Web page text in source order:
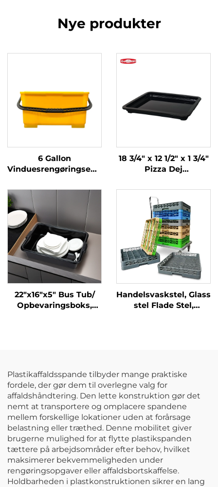
Nye produkter
6 Gallon
Vinduesrengøringsemd
Polypropylen, Gul,
18 3/4" x 12 1/2" x 1 3/4"
Pizza Dej
Polypropylen, Sort
22"x16"x5" Bus Tub/
Opbevaringsboks,
Handelsvaskstel, Glass
stel Flade Stel,
Plastikaffaldsspande tilbyder mange praktiske
fordele, der gør dem til overlegne valg for
affaldshåndtering. Den lette konstruktion gør det
nemt at transportere og omplacere spandene
mellem forskellige lokationer uden at forårsage
belastning eller træthed. Denne mobilitet giver
brugerne mulighed for at flytte plastikspanden
tættere på arbejdsområder efter behov, hvilket
maksimerer bekvemmeligheden under
rengøringsopgaver eller affaldsbortskaffelse.
Holdbarheden i plastkonstruktionen sikrer en lang